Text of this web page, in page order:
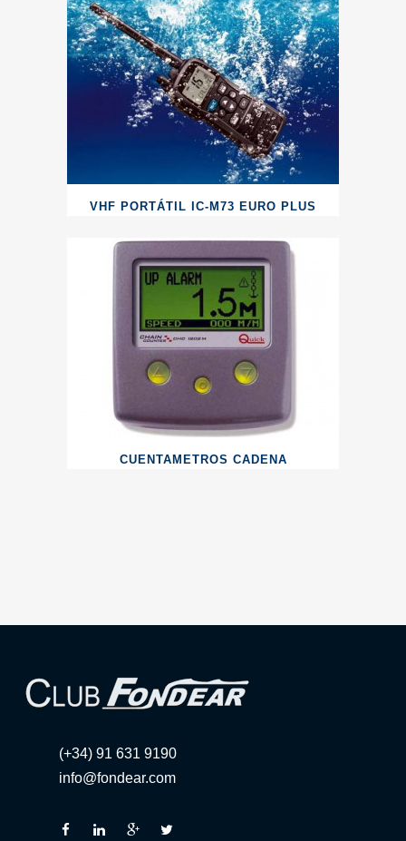
VHF PORTÁTIL IC-M73 EURO PLUS
CUENTAMETROS CADENA
(+34) 91 631 9190
info@fondear.com